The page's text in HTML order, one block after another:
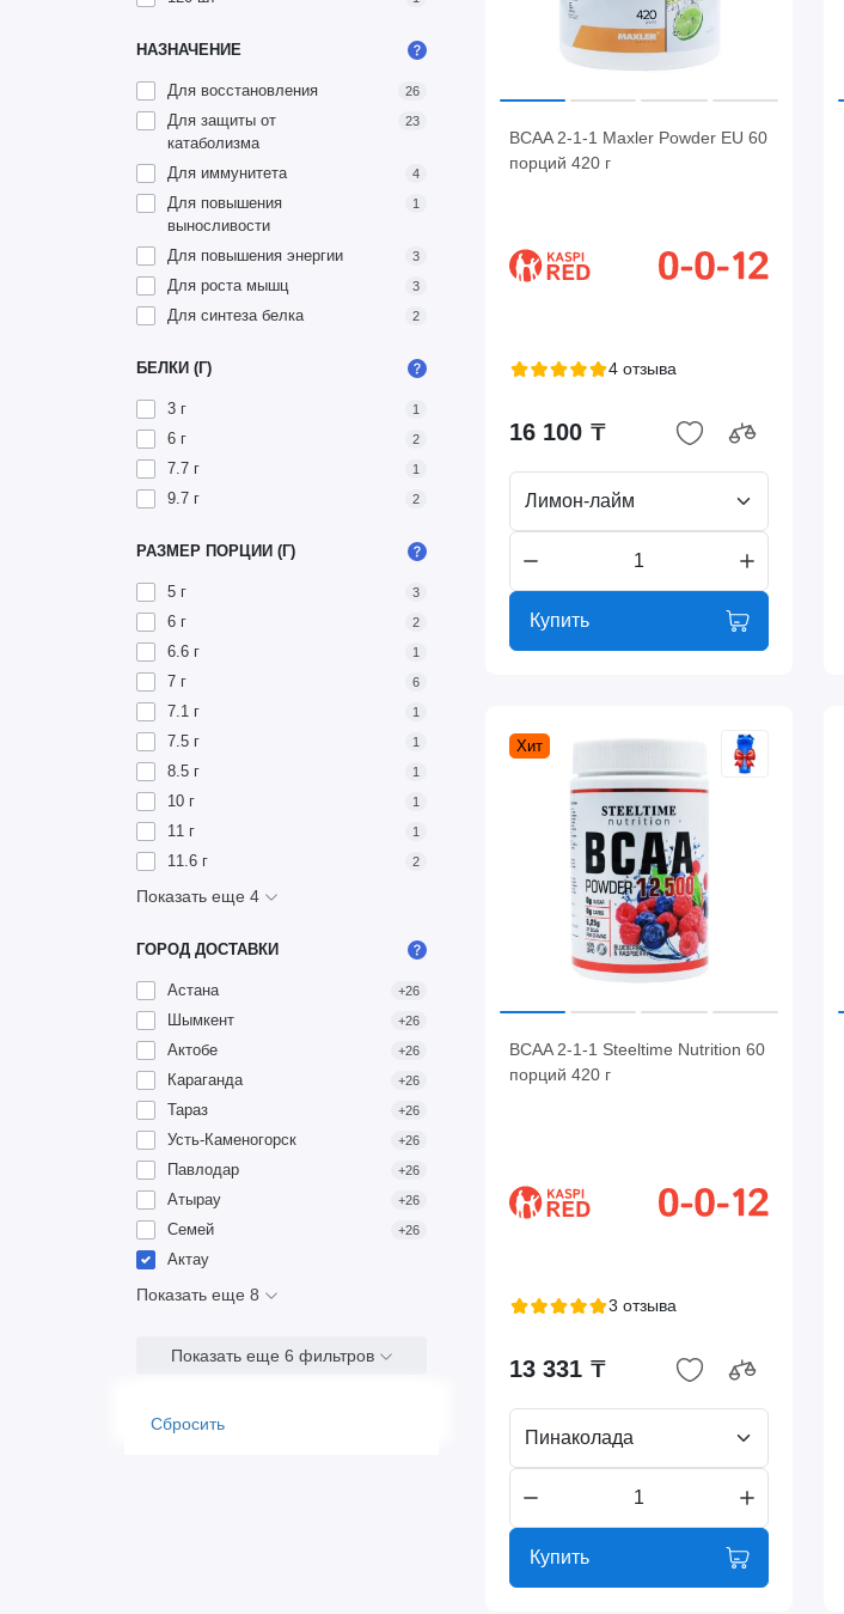
НАЗНАЧЕНИЕ
Для восстановления 26
Для защиты от
катаболизма
23
Для иммунитета 4
Для повышения
выносливости
1
Для повышения энергии 3
Для роста мышц 3
Для синтеза белка 2
БЕЛКИ (Г)
3 г 1
6 г 2
7.7 г 1
9.7 г 2
РАЗМЕР ПОРЦИИ (Г)
5 г 3
6 г 2
6.6 г 1
7 г 6
7.1 г 1
7.5 г 1
8.5 г 1
10 г 1
11 г 1
11.6 г 2
Показать еще 4
ГОРОД ДОСТАВКИ
Астана +26
Шымкент +26
Актобе +26
Караганда +26
Тараз +26
Усть-Каменогорск +26
Павлодар +26
Атырау +26
Семей +26
Актау
Показать еще 8
Показать еще 6 фильтров
Сбросить
BCAA 2-1-1 Maxler Powder EU 60
порций 420 г
4 отзыва
16 100 ₸
Лимон-лайм
Купить
Хит
BCAA 2-1-1 Steeltime Nutrition 60
порций 420 г
3 отзыва
13 331 ₸
Пинаколада
Купить